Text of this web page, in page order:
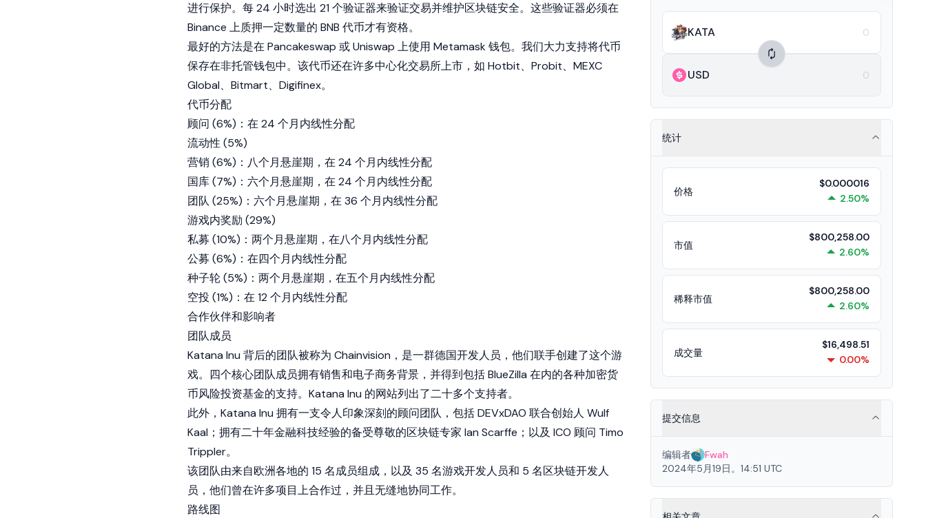
进行保护。每 24 小时选出 21 个验证器来验证交易并维护区块链安全。这些验证器必须在
Binance 上质押一定数量的 BNB 代币才有资格。
最好的方法是在 Pancakeswap 或 Uniswap 上使用 Metamask 钱包。我们大力支持将代币
保存在非托管钱包中。该代币还在许多中心化交易所上市，如 Hotbit、Probit、MEXC
Global、Bitmart、Digifinex。
代币分配
顾问 (6%)：在 24 个月内线性分配
流动性 (5%)
营销 (6%)：八个月悬崖期，在 24 个月内线性分配
国库 (7%)：六个月悬崖期，在 24 个月内线性分配
团队 (25%)：六个月悬崖期，在 36 个月内线性分配
游戏内奖励 (29%)
私募 (10%)：两个月悬崖期，在八个月内线性分配
公募 (6%)：在四个月内线性分配
种子轮 (5%)：两个月悬崖期，在五个月内线性分配
空投 (1%)：在 12 个月内线性分配
合作伙伴和影响者
团队成员
Katana Inu 背后的团队被称为 Chainvision，是一群德国开发人员，他们联手创建了这个游
戏。四个核心团队成员拥有销售和电子商务背景，并得到包括 BlueZilla 在内的各种加密货
币风险投资基金的支持。Katana Inu 的网站列出了二十多个支持者。
此外，Katana Inu 拥有一支令人印象深刻的顾问团队，包括 DEVxDAO 联合创始人 Wulf
Kaal；拥有二十年金融科技经验的备受尊敬的区块链专家 Ian Scarffe；以及 ICO 顾问 Timo
Trippler。
该团队由来自欧洲各地的 15 名成员组成，以及 35 名游戏开发人员和 5 名区块链开发人
员，他们曾在许多项目上合作过，并且无缝地协同工作。
路线图
KATA
USD
统计
价格
$0.000016
2.50%
市值
$800,258.00
2.60%
稀释市值
$800,258.00
2.60%
成交量
$16,498.51
0.00%
提交信息
编辑者
Fwah
2024年5月19日。14:51 UTC